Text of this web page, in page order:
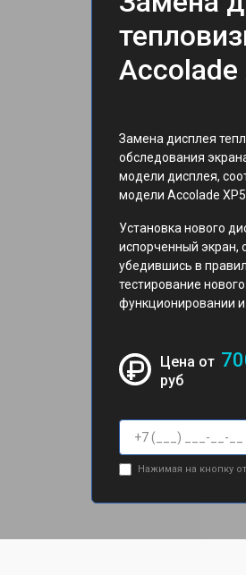
Accolade
Замена дисплея
обследования
модели дисплея,
модели Accolade
Установка нового
испорченный экран,
убедившись в
тестирование
функционировании и
Цена от
руб
Нажимая на кнопку